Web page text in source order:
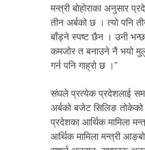
मन्त्री बोहोराका अनुसार
तीन अर्बको छ । त्यो पनि
बाँड्ने स्पष्ट छैन । उनी
कमजोर त बनाउने नै भयो
गर्न पनि गाह्रो छ ।”
संघले प्रत्येक प्रदेशलाई
अर्बको बजेट सिलिङ
प्रदेशका आर्थिक मामिला
आर्थिक मामिला मन्त्री